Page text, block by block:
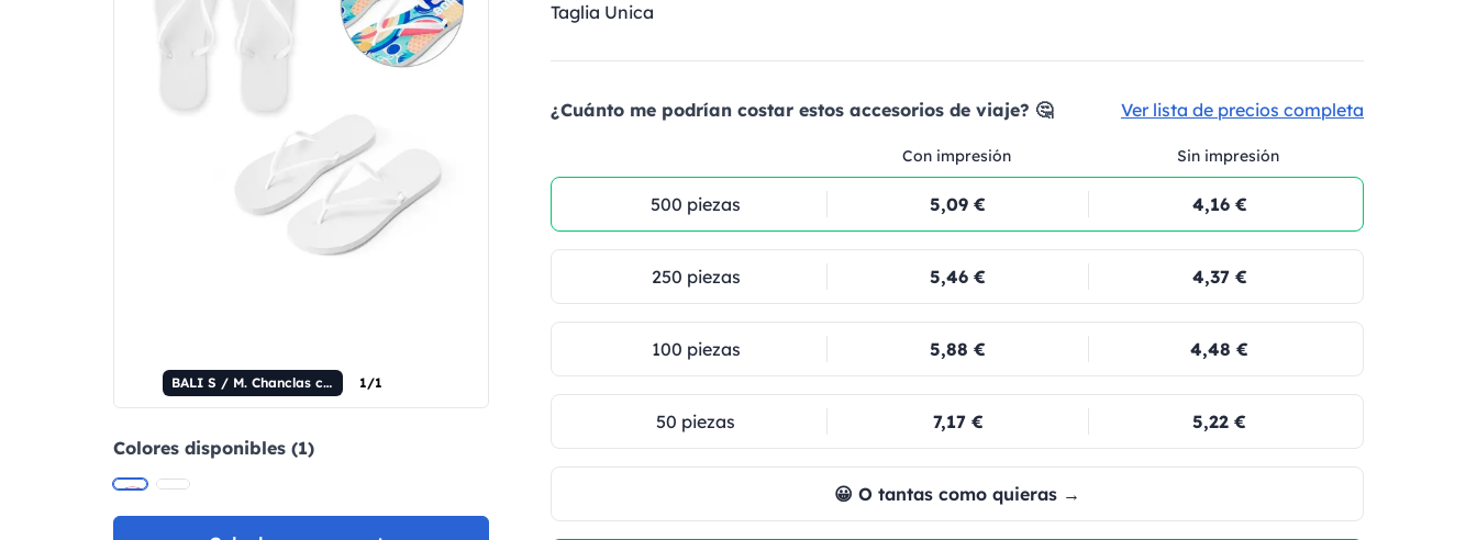
BALI S / M. Chanclas con suelas de sublimación totalmente personalizables. 1/1
Colores disponibles (1)
Taglia Unica
¿Cuánto me podrían costar estos accesorios de viaje? 🤔 Ver lista de precios completa
Con impresión Sin impresión
500 piezas 5,09 € 4,16 €
250 piezas 5,46 € 4,37 €
100 piezas 5,88 € 4,48 €
50 piezas 7,17 € 5,22 €
😀 O tantas como quieras →